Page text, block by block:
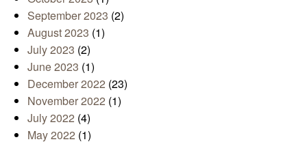
September 2023 (2)
August 2023 (1)
July 2023 (2)
June 2023 (1)
December 2022 (23)
November 2022 (1)
July 2022 (4)
May 2022 (1)